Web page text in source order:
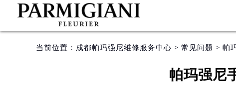
当前位置： 成都帕玛强尼维修服务中心 > 常见问题 > 帕
帕玛强尼